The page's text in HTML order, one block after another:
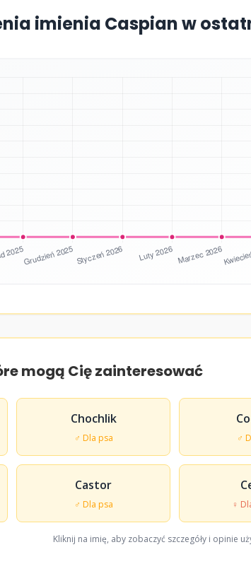
imienia Caspian w
mogą Cię zainteresować
Chochlik
♂ Dla psa ♂
Castor
♂ Dla psa ♀
Kliknij na imię, aby zobaczyć szczegóły i opinie